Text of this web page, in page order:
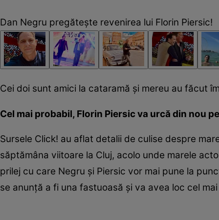
Dan Negru pregătește revenirea lui Florin Piersic!
Cei doi sunt amici la cataramă și mereu au făcut
Cel mai probabil, Florin Piersic va urcă din nou
Sursele Click! au aflat detalii de culise despre
săptămâna viitoare la Cluj, acolo unde marele
prilej cu care Negru și Piersic vor mai pune la
se anunță a fi una fastuoasă și va avea loc cel